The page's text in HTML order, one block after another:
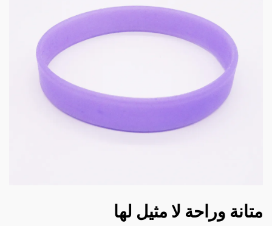
متانة وراحة لا مثيل لها